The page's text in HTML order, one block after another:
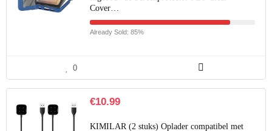
Cover…
Already Sold: 85%
0
€10.99
KIMILAR (2 stuks) Oplader compatibel met